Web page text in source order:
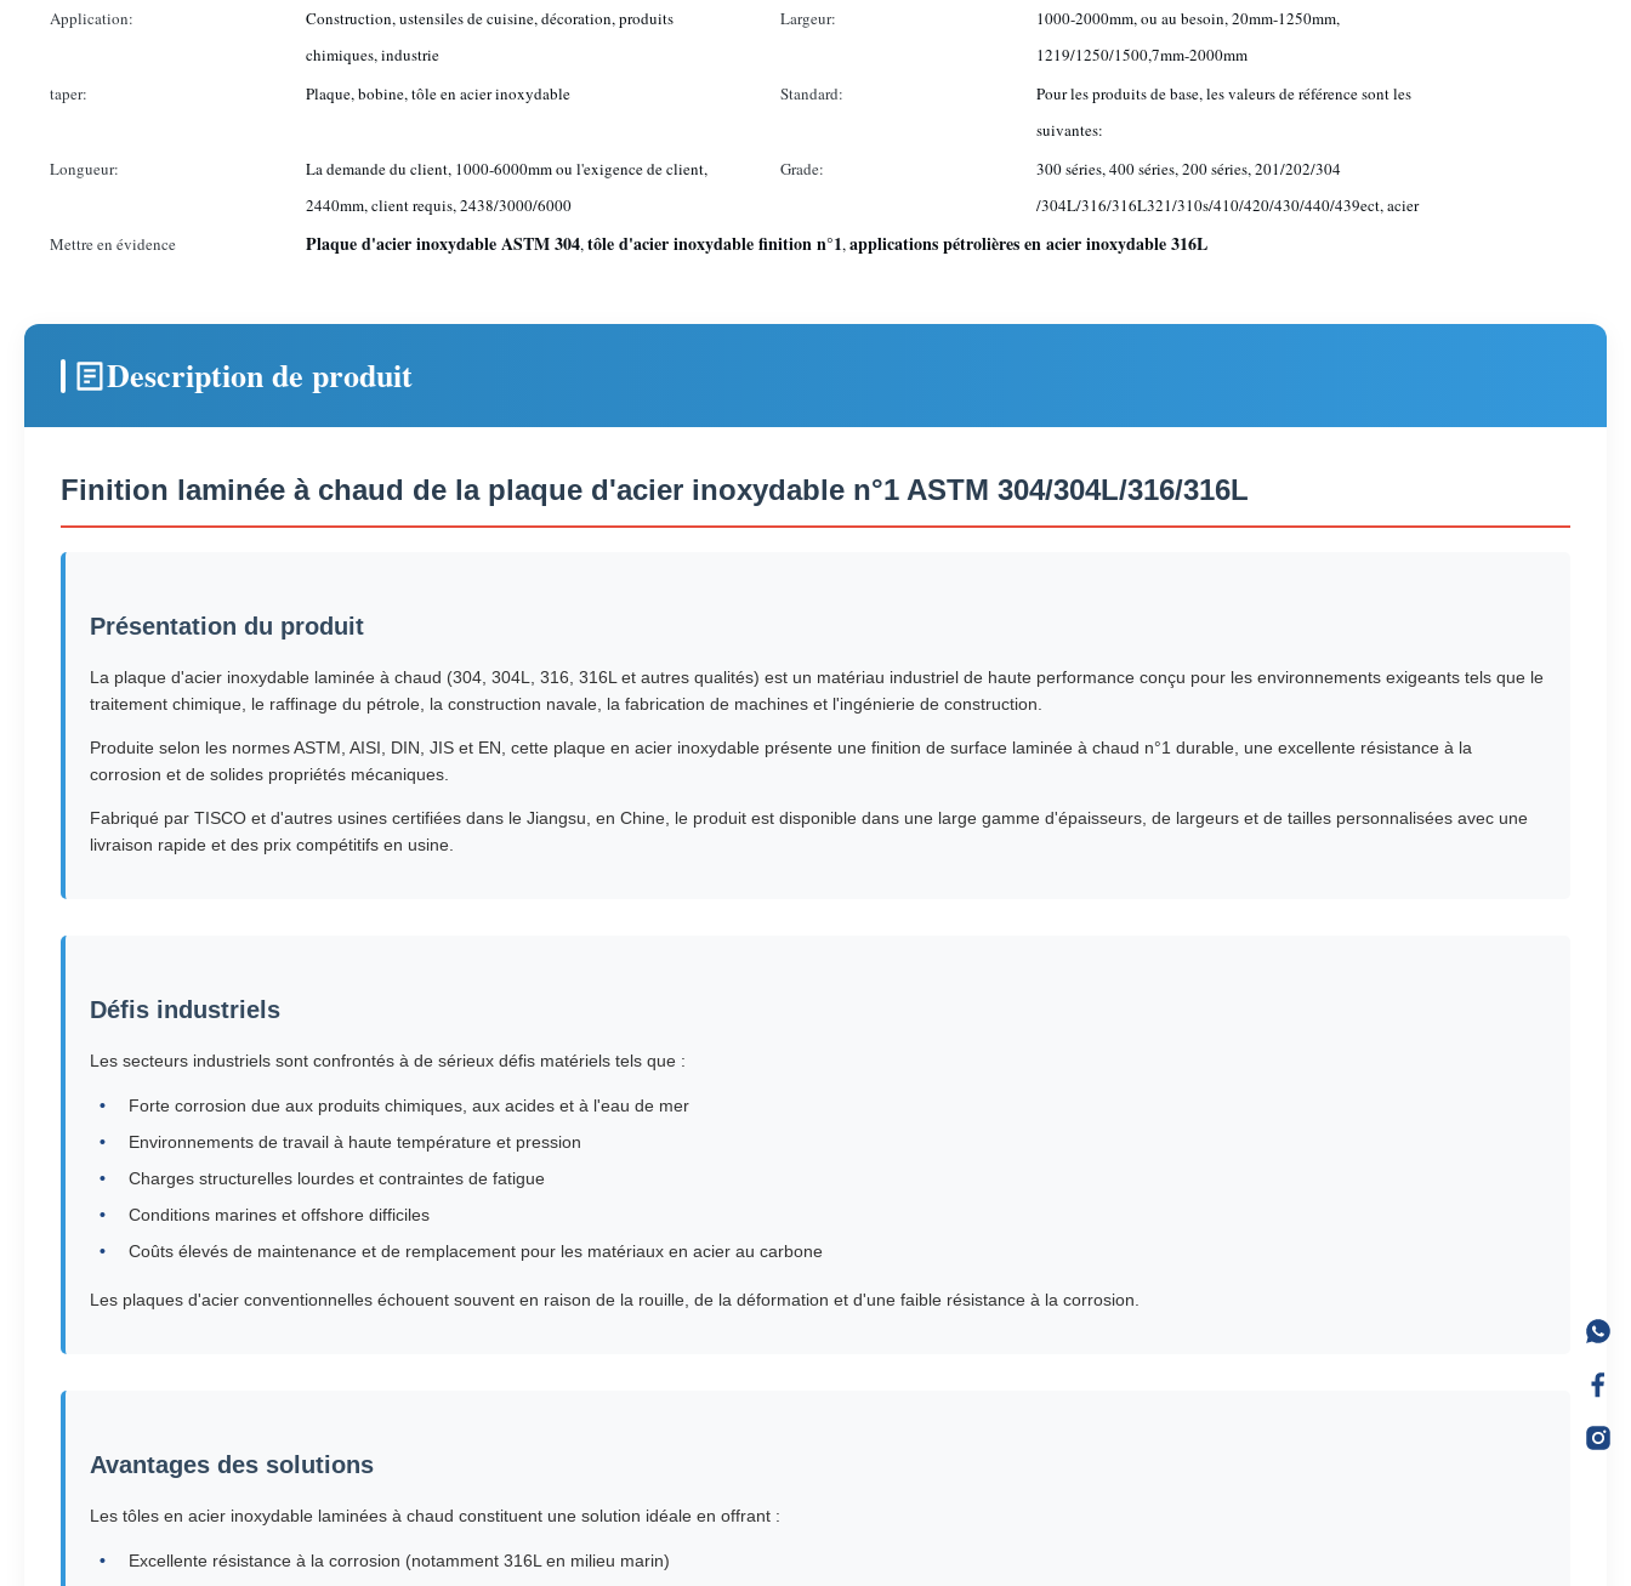
Application:
Construction, ustensiles de cuisine, décoration, produits
chimiques, industrie
Largeur:
1000-2000mm, ou au besoin, 20mm-1250mm,
1219/1250/1500,7mm-2000mm
taper:
Plaque, bobine, tôle en acier inoxydable Standard:
Pour les produits de base, les valeurs de référence sont les
suivantes:
Longueur:
La demande du client, 1000-6000mm ou l'exigence de client,
2440mm, client requis, 2438/3000/6000
Grade:
300 séries, 400 séries, 200 séries, 201/202/304
/304L/316/316L321/310s/410/420/430/440/439ect, acier
Mettre en évidence
Plaque d'acier inoxydable ASTM 304,tôle d'acier inoxydable finition n°1,applications pétrolières en acier inoxydable 316L
Description de produit
Finition laminée à chaud de la plaque d'acier inoxydable n°1 ASTM 304/304L/316/316L
Présentation du produit
La plaque d'acier inoxydable laminée à chaud (304, 304L, 316, 316L et autres qualités) est un matériau industriel de haute performance conçu pour les environnements exigeants tels que le
traitement chimique, le raffinage du pétrole, la construction navale, la fabrication de machines et l'ingénierie de construction.
Produite selon les normes ASTM, AISI, DIN, JIS et EN, cette plaque en acier inoxydable présente une finition de surface laminée à chaud n°1 durable, une excellente résistance à la
corrosion et de solides propriétés mécaniques.
Fabriqué par TISCO et d'autres usines certifiées dans le Jiangsu, en Chine, le produit est disponible dans une large gamme d'épaisseurs, de largeurs et de tailles personnalisées avec une
livraison rapide et des prix compétitifs en usine.
Défis industriels
Les secteurs industriels sont confrontés à de sérieux défis matériels tels que :
Forte corrosion due aux produits chimiques, aux acides et à l'eau de mer
Environnements de travail à haute température et pression
Charges structurelles lourdes et contraintes de fatigue
Conditions marines et offshore difficiles
Coûts élevés de maintenance et de remplacement pour les matériaux en acier au carbone
Les plaques d'acier conventionnelles échouent souvent en raison de la rouille, de la déformation et d'une faible résistance à la corrosion.
Avantages des solutions
Les tôles en acier inoxydable laminées à chaud constituent une solution idéale en offrant :
Excellente résistance à la corrosion (notamment 316L en milieu marin)